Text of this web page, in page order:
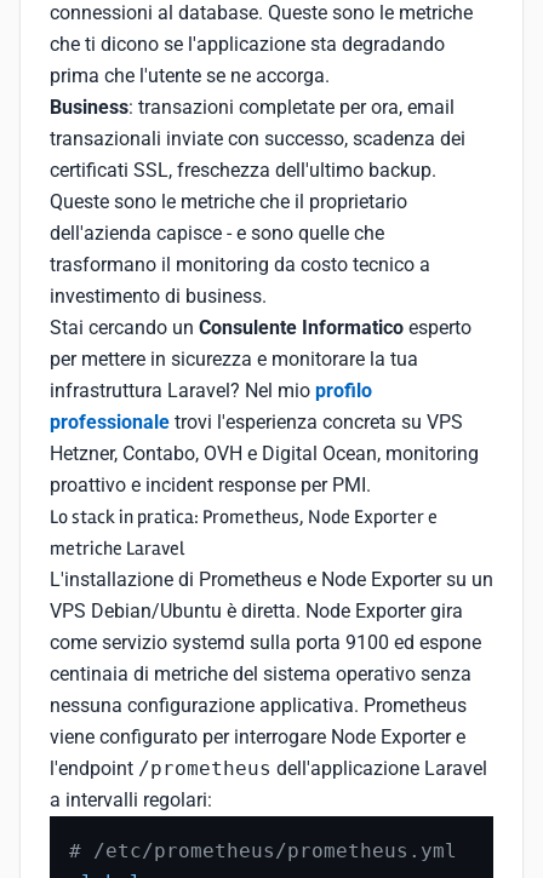
connessioni al database. Queste sono le metriche
che ti dicono se l'applicazione sta degradando
prima che l'utente se ne accorga.
Business: transazioni completate per ora, email
transazionali inviate con successo, scadenza dei
certificati SSL, freschezza dell'ultimo backup.
Queste sono le metriche che il proprietario
dell'azienda capisce - e sono quelle che
trasformano il monitoring da costo tecnico a
investimento di business.
Stai cercando un Consulente Informatico esperto
per mettere in sicurezza e monitorare la tua
infrastruttura Laravel? Nel mio profilo
professionale trovi l'esperienza concreta su VPS
Hetzner, Contabo, OVH e Digital Ocean, monitoring
proattivo e incident response per PMI.
Lo stack in pratica: Prometheus, Node Exporter e
metriche Laravel
L'installazione di Prometheus e Node Exporter su un
VPS Debian/Ubuntu è diretta. Node Exporter gira
come servizio systemd sulla porta 9100 ed espone
centinaia di metriche del sistema operativo senza
nessuna configurazione applicativa. Prometheus
viene configurato per interrogare Node Exporter e
l'endpoint /prometheus dell'applicazione Laravel
a intervalli regolari:
# /etc/prometheus/prometheus.yml